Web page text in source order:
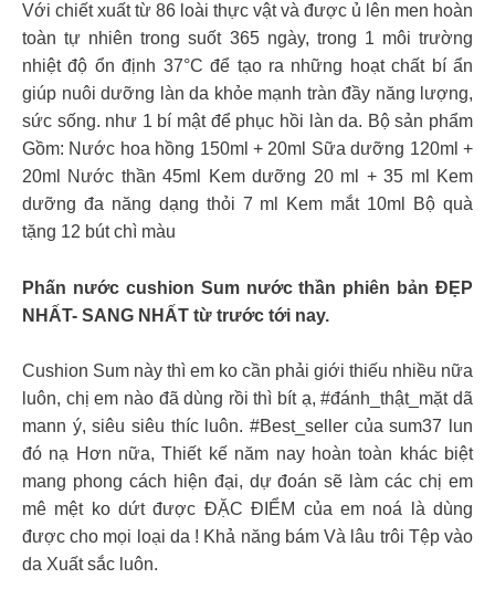
Với chiết xuất từ 86 loài thực vật và được ủ lên men hoàn
toàn tự nhiên trong suốt 365 ngày, trong 1 môi trường
nhiệt độ ổn định 37°C để tạo ra những hoạt chất bí ẩn
giúp nuôi dưỡng làn da khỏe mạnh tràn đầy năng lượng,
sức sống. như 1 bí mật để phục hồi làn da. Bộ sản phẩm
Gồm: Nước hoa hồng 150ml + 20ml Sữa dưỡng 120ml +
20ml Nước thần 45ml Kem dưỡng 20 ml + 35 ml Kem
dưỡng đa năng dạng thỏi 7 ml Kem mắt 10ml Bộ quà
tặng 12 bút chì màu
Phấn nước cushion Sum nước thần phiên bản ĐẸP
NHẤT- SANG NHẤT từ trước tới nay.
Cushion Sum này thì em ko cần phải giới thiếu nhiều nữa
luôn, chị em nào đã dùng rồi thì bít ạ, #đánh_thật_mặt dã
mann ý, siêu siêu thíc luôn. #Best_seller của sum37 lun
đó nạ Hơn nữa, Thiết kế năm nay hoàn toàn khác biệt
mang phong cách hiện đại, dự đoán sẽ làm các chị em
mê mệt ko dứt được ĐẶC ĐIỂM của em noá là dùng
được cho mọi loại da ! Khả năng bám Và lâu trôi Tệp vào
da Xuất sắc luôn.